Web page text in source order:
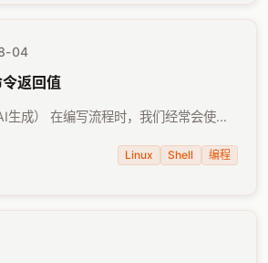
04
返回值
生成） 在编写流程时，我们经常会使用
个命令的输入，省去中间文件的读写，这
Linux Shell 编程